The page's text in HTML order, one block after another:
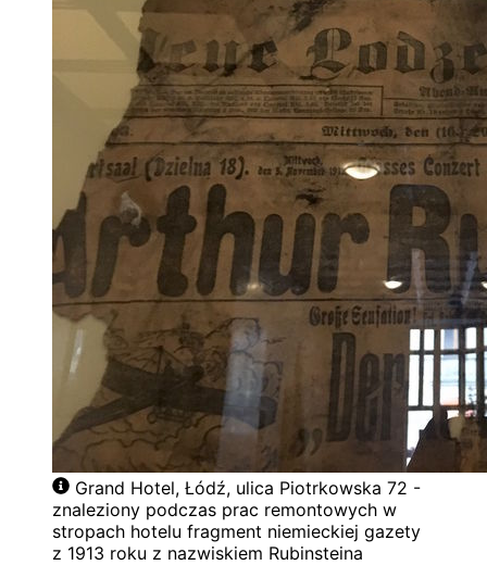
Grand Hotel, Łódź, ulica Piotrkowska 72 -
znaleziony podczas prac remontowych w
stropach hotelu fragment niemieckiej gazety
z 1913 roku z nazwiskiem Rubinsteina